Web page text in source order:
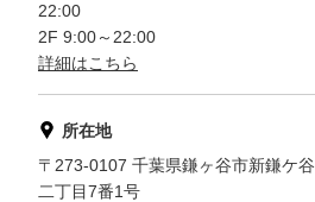
22:00
2F 9:00～22:00
詳細はこちら
所在地
〒273-0107 千葉県鎌ヶ谷市新鎌ケ谷
二丁目7番1号